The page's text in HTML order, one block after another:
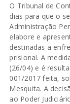
O Tribunal de
dias para que o
Administração
elabore e
destinadas a
prisional. A
(26/04) e é
001/2017 feita,
Mesquita. A
ao Poder